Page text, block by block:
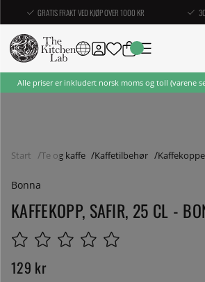
GRATIS FRAKT VED KJØP OVER 1000 KR
Alle priser er inkludert norsk moms og toll (varene
Start Te og kaffe Kaffetilbehør
Bonna
KAFFEKOPP, SAFIR, 25 CL -
129 kr